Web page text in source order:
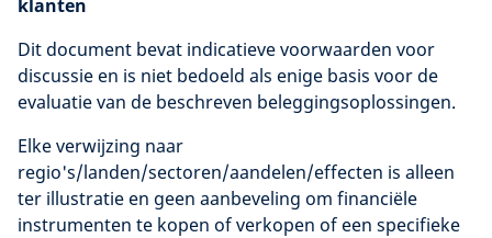
klanten
Dit document bevat indicatieve voorwaarden voor
discussie en is niet bedoeld als enige basis voor de
evaluatie van de beschreven beleggingsoplossingen.
Elke verwijzing naar
regio's/landen/sectoren/aandelen/effecten is alleen
ter illustratie en geen aanbeveling om financiële
instrumenten te kopen of verkopen of een specifieke